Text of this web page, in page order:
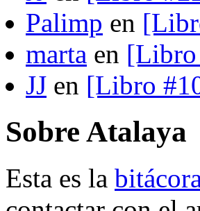
Palimp en
marta en [Libro
JJ en [Libro
Sobre Atalaya
Esta es la